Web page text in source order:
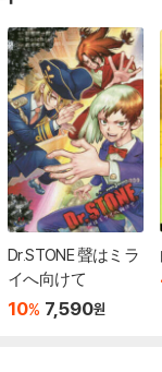
Dr.STONE 聲はミラ
イへ向けて
10% 7,590원